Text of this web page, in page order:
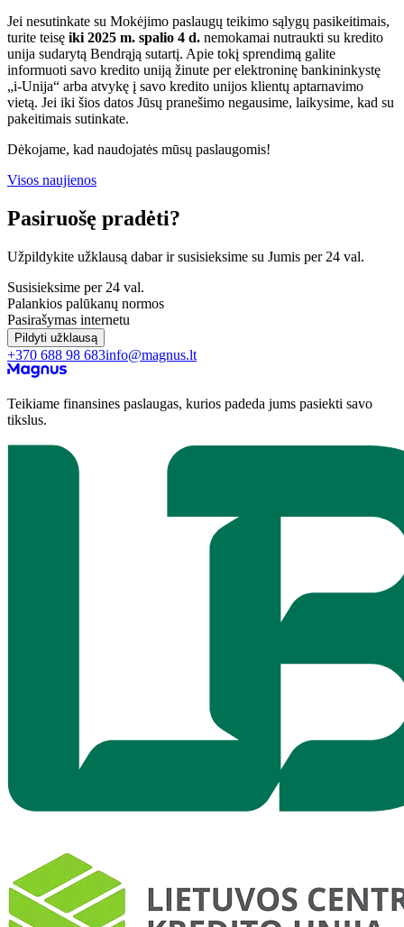
Jei nesutinkate su Mokėjimo paslaugų teikimo sąlygų pasikeitimais,
turite teisę iki 2025 m. spalio 4 d. nemokamai nutraukti su kredito
unija sudarytą Bendrąją sutartį. Apie tokį sprendimą galite
informuoti savo kredito uniją žinute per elektroninę bankininkystę
„i-Unija“ arba atvykę į savo kredito unijos klientų aptarnavimo
vietą. Jei iki šios datos Jūsų pranešimo negausime, laikysime, kad su
pakeitimais sutinkate.
Dėkojame, kad naudojatės mūsų paslaugomis!
Visos naujienos
Pasiruošę pradėti?
Užpildykite užklausą dabar ir susisieksime su Jumis per 24 val.
Susisieksime per 24 val.
Palankios palūkanų normos
Pasirašymas internetu
Pildyti užklausą
+370 688 98 683info@magnus.lt
Teikiame finansines paslaugas, kurios padeda jums pasiekti savo
tikslus.